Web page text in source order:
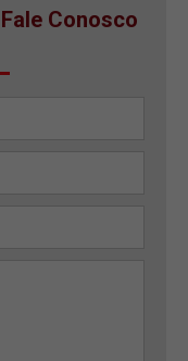
Conosco